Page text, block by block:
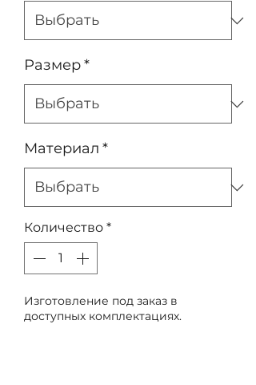
Размер*
Материал *
Количество *
Изготовление под заказ в
доступных комплектациях.